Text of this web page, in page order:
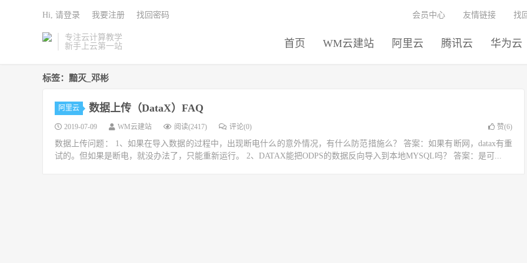
专注云计算教学
新手上云第一站
首页 WM云建站 阿里云 腾讯云 华为云
会员中心 友情链接 找
Hi, 请登录 我要注册 找回密码
标签：黯灭_邓彬
阿里云 数据上传（DataX）FAQ
2019-07-09 WM云建站 阅读(2417) 评论(0) 赞(6)
数据上传问题： 1、如果在导入数据的过程中，出现断电什么的意外情况，有什么防范措施么？ 答案：如果有断网，datax有重
试的。但如果是断电，就没办法了，只能重新运行。 2、DATAX能把ODPS的数据反向导入到本地MYSQL吗？ 答案：是可...